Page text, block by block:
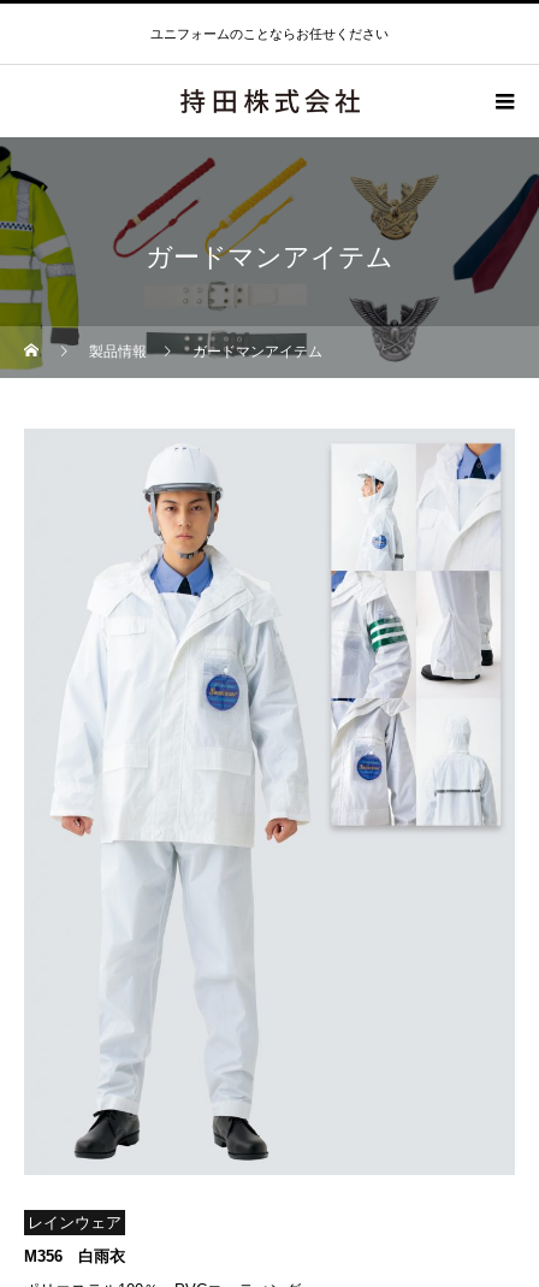
ユニフォームのことならお任せください
ガードマンアイテム
製品情報 ガードマンアイテム
レインウェア
M356 白雨衣